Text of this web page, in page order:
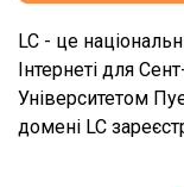
LC - це
Інтернеті для
Університетом
домені LC